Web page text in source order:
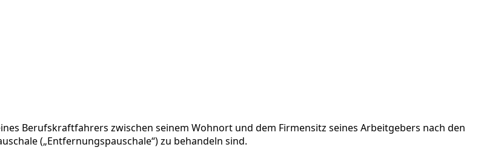
Berufskraftfahrers zwischen seinem Wohnort und dem Firmensitz seines Arbeitgebers nach den
(„Entfernungspauschale“) zu behandeln sind.